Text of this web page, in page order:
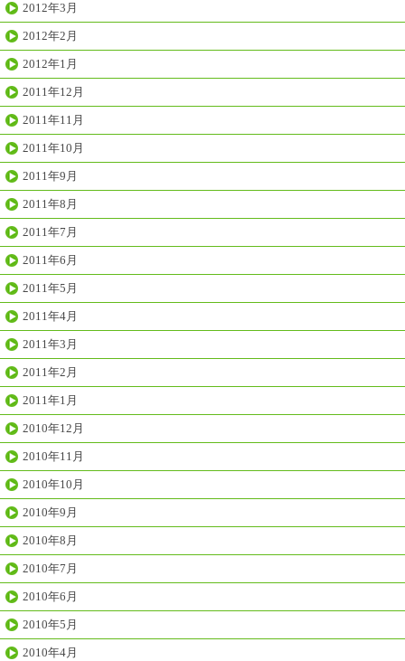
2012年3月
2012年2月
2012年1月
2011年12月
2011年11月
2011年10月
2011年9月
2011年8月
2011年7月
2011年6月
2011年5月
2011年4月
2011年3月
2011年2月
2011年1月
2010年12月
2010年11月
2010年10月
2010年9月
2010年8月
2010年7月
2010年6月
2010年5月
2010年4月